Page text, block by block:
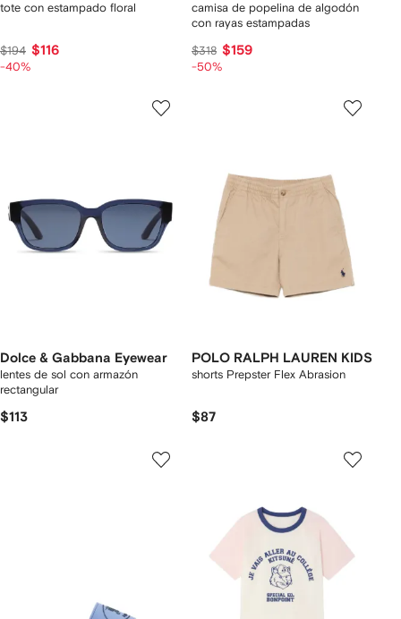
tote con estampado floral
$194 $116
-40%
camisa de popelina de algodón
con rayas estampadas
$318 $159
-50%
Dolce & Gabbana Eyewear
lentes de sol con armazón
rectangular
$113
POLO RALPH LAUREN KIDS
shorts Prepster Flex Abrasion
$87